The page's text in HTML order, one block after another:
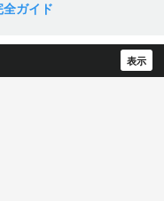
全ガイド